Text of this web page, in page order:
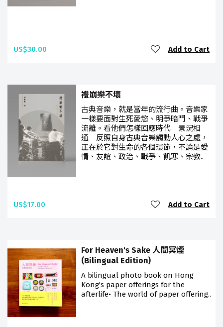
US$30.00 Add to Cart
禮崩樂不壞
古典音樂，就是當年的流行曲。音樂家
一樣要面對生死愛慾、明爭暗鬥、戰爭
流離。看他們怎樣回應時代 景況相
通 反照自身古典音樂觸動人心之處，
正在於它對生命的各個環節，不論是愛
情、友誼、政治、戰爭、飢寒、宗教..
US$17.00 Add to Cart
For Heaven's Sake 人間冥煙
(Bilingual Edition)
A bilingual photo book on Hong
Kong's paper offerings for the
afterlife• The world of paper offering..